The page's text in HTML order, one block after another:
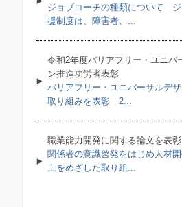
ジョブコーチの種類について ジ
援制度は、障害者、...
令和2年度バリアフリー・ユニバ
ン推進功労者表彰
バリアフリー・ユニバーサルデ
取り組みを表彰 2...
職業能力開発に関する論文を表彰
関係者の意識啓発をはじめ人材
上をめざした取り組...